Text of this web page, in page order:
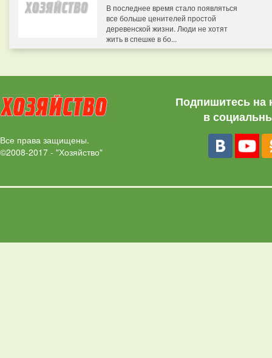
В последнее время стало появляться
все больше ценителей простой
деревенской жизни. Люди не хотят
жить в спешке в бо...
Все права защищены.
©2008-2017 - "Хозяйство"
Подпишитесь на
в